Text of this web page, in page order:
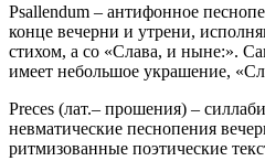
Psallendum – антифонное
конце вечерни и утрени,
стихом, а со «Слава, и ныне:».
имеет небольшое украшение,
Preces (лат.– прошения) –
невматические песнопения
ритмизованные поэтические